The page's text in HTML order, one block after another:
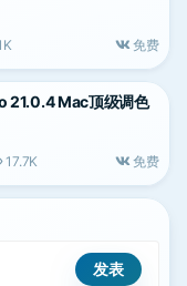
免费
21.0.4 Mac顶级调色
17.7K 免费